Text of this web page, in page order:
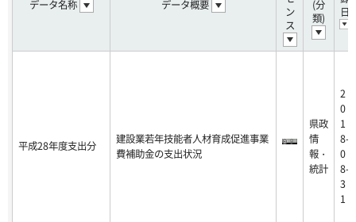
データ名称 データ概要
ン
ス
(分
類)
日
平成28年度支出分
建設業若年技能者人材育成促進事業
費補助金の支出状況
県政
情
報・
統計
2
0
1
8-
0
8-
3
1